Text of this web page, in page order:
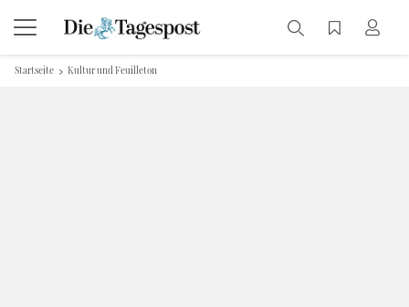
Startseite Kultur und Feuilleton